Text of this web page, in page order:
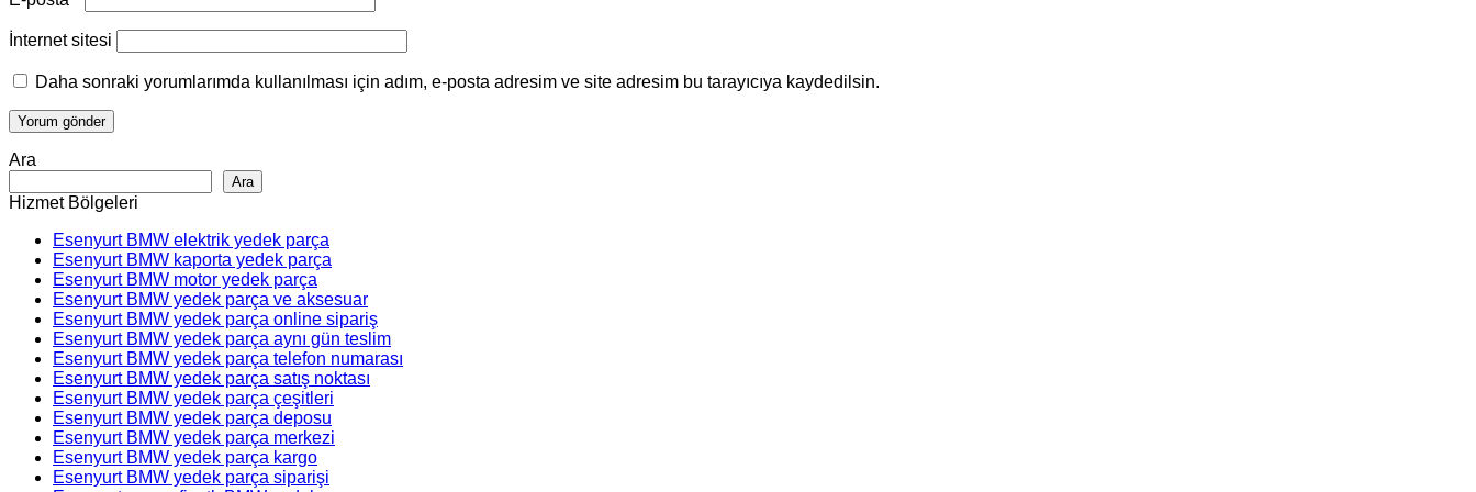
İnternet sitesi
Daha sonraki yorumlarımda kullanılması için adım, e-posta adresim ve site adresim bu tarayıcıya kaydedilsin.
Ara
Ara
Hizmet Bölgeleri
Esenyurt BMW elektrik yedek parça
Esenyurt BMW kaporta yedek parça
Esenyurt BMW motor yedek parça
Esenyurt BMW yedek parça ve aksesuar
Esenyurt BMW yedek parça online sipariş
Esenyurt BMW yedek parça aynı gün teslim
Esenyurt BMW yedek parça telefon numarası
Esenyurt BMW yedek parça satış noktası
Esenyurt BMW yedek parça çeşitleri
Esenyurt BMW yedek parça deposu
Esenyurt BMW yedek parça merkezi
Esenyurt BMW yedek parça kargo
Esenyurt BMW yedek parça siparişi